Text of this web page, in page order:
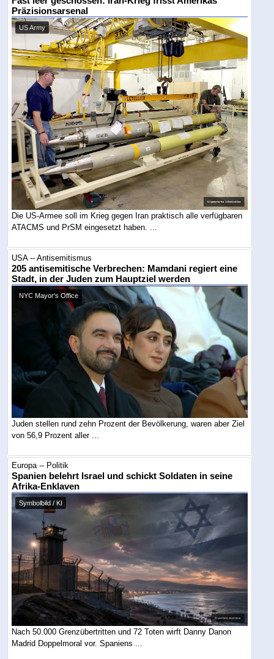
Präzisionsarsenal
US Army
Die US-Armee soll im Krieg gegen Iran praktisch alle verfügbaren
ATACMS und PrSM eingesetzt haben. ...
USA -- Antisemitismus
205 antisemitische Verbrechen: Mamdani regiert eine
Stadt, in der Juden zum Hauptziel werden
NYC Mayor's Office
Juden stellen rund zehn Prozent der Bevölkerung, waren aber Ziel
von 56,9 Prozent aller ...
Europa -- Politik
Spanien belehrt Israel und schickt Soldaten in seine
Afrika-Enklaven
Symbolbild / KI
Nach 50.000 Grenzübertritten und 72 Toten wirft Danny Danon
Madrid Doppelmoral vor. Spaniens ...